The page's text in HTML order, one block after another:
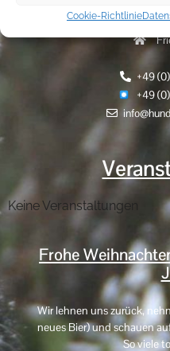
Cookie-Richtlinie
+49
+49
Keine Veranstaltungen
Frohe
Wir lehnen uns zurück,
neues Bier) und schauen
So viele